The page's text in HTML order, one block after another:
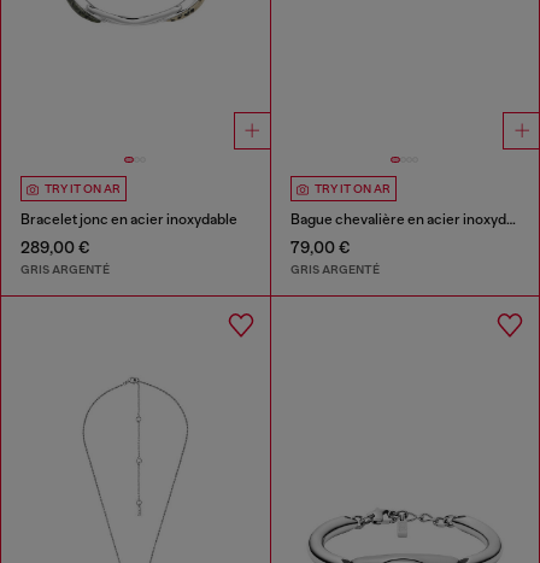
TRY IT ON AR
Bracelet jonc en acier inoxydable
289,00 €
GRIS ARGENTÉ
TRY IT ON AR
Bague chevalière en acier inoxydable
79,00 €
GRIS ARGENTÉ